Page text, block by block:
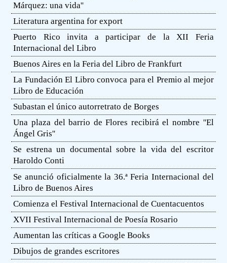
Márquez: una vida''
Literatura argentina for export
Puerto Rico invita a participar de la XII Feria
Internacional del Libro
Buenos Aires en la Feria del Libro de Frankfurt
La Fundación El Libro convoca para el Premio al mejor
Libro de Educación
Subastan el único autorretrato de Borges
Una plaza del barrio de Flores recibirá el nombre ''El
Ángel Gris''
Se estrena un documental sobre la vida del escritor
Haroldo Conti
Se anunció oficialmente la 36.ª Feria Internacional del
Libro de Buenos Aires
Comienza el Festival Internacional de Cuentacuentos
XVII Festival Internacional de Poesía Rosario
Aumentan las críticas a Google Books
Dibujos de grandes escritores